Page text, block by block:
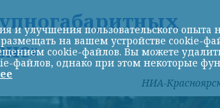
НИА-
улучшения пользовательского опыта
на вашем устройстве cookie-
cookie-файлов. Вы можете
файлов, однако при этом некоторые